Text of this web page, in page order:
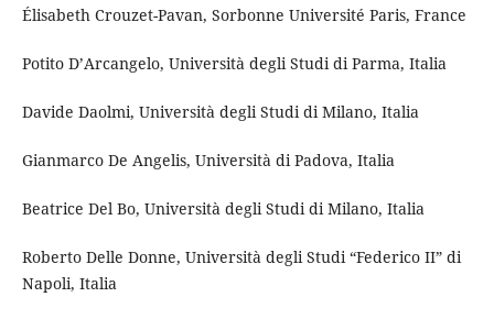
Élisabeth Crouzet-Pavan, Sorbonne Université Paris, France
Potito D’Arcangelo, Università degli Studi di Parma, Italia
Davide Daolmi, Università degli Studi di Milano, Italia
Gianmarco De Angelis, Università di Padova, Italia
Beatrice Del Bo, Università degli Studi di Milano, Italia
Roberto Delle Donne, Università degli Studi “Federico II” di
Napoli, Italia